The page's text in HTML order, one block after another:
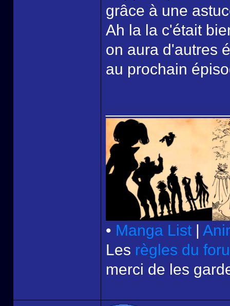
grâce à une
Ah la la c'était
on aura d'autres
au prochain
• Manga List |
Les règles du
merci de les